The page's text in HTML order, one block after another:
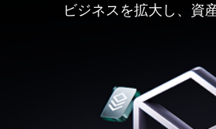
ビジネスを拡大し、資